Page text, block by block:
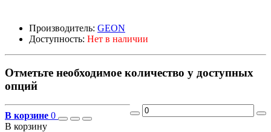
Производитель: GEON
Доступность: Нет в наличии
Отметьте необходимое количество у доступных
опций
В корзине 0
В корзину